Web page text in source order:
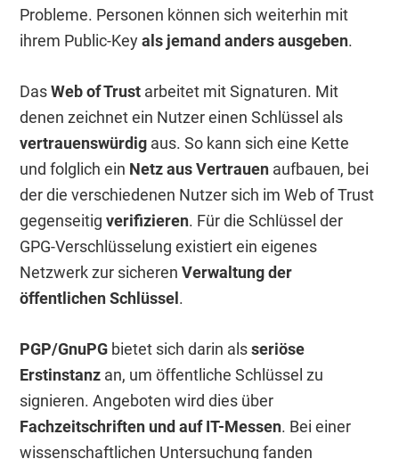
Probleme. Personen können sich weiterhin mit
ihrem Public-Keyals jemand anders ausgeben.
DasWeb of Trust arbeitet mit Signaturen. Mit
denen zeichnet ein Nutzer einen Schlüssel als
vertrauenswürdig aus. So kann sich eine Kette
und folglich ein Netz aus Vertrauen aufbauen, bei
der die verschiedenen Nutzer sich im Web of Trust
gegenseitigverifizieren. Für die Schlüssel der
GPG-Verschlüsselung existiert ein eigenes
Netzwerk zur sicherenVerwaltung der
öffentlichen Schlüssel.
PGP/GnuPG bietet sich darin alsseriöse
Erstinstanz an, um öffentliche Schlüssel zu
signieren. Angeboten wird dies über
Fachzeitschriften und auf IT-Messen. Bei einer
wissenschaftlichen Untersuchung fanden